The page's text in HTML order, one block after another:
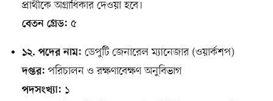
প্রার্থীকে অগ্রাধিকার দেওয়া হবে।
বেতন গ্রেড: ৫
১২. পদের নাম: ডেপুটি জেনারেল ম্যানেজার (ওয়ার্কশপ)
দপ্তর: পরিচালন ও রক্ষণাবেক্ষণ অনুবিভাগ
পদসংখ্যা: ১